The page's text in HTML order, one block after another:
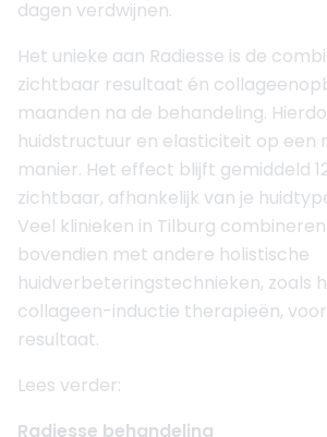
dagen verdwijnen.
Het unieke aan Radiesse is de
zichtbaar resultaat én
maanden na de behandeling.
huidstructuur en elasticiteit op een
manier. Het effect blijft gemiddeld
zichtbaar, afhankelijk van je
Veel klinieken in Tilburg combineren
bovendien met andere holistische
huidverbeteringstechnieken, zoals
collageen-inductie therapieën,
resultaat.
Lees verder:
Radiesse behandeling